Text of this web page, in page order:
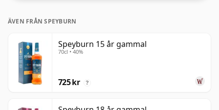
ÄVEN FRÅN SPEYBURN
Speyburn 15 år gammal
70cl • 40%
725 kr ?